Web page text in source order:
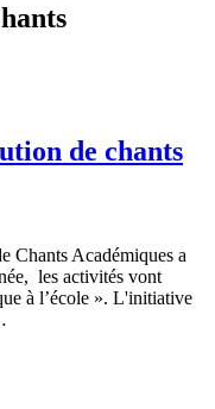
de chants
Chants Académiques a
les activités vont
à l’école ». L'initiative